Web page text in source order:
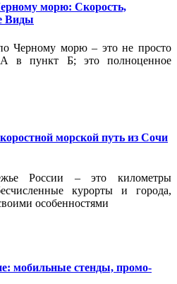
морю: Скорость,
Виды
Черному морю – это не просто
в пункт Б; это полноценное
морской путь из Сочи
России – это километры
курорты и города,
особенностями
мобильные стенды, промо-